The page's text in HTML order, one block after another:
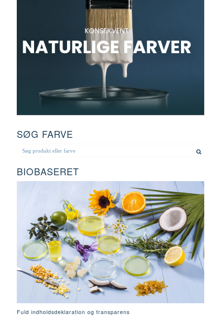
SØG FARVE
BIOBASERET
Fuld indholdsdeklaration og transparens